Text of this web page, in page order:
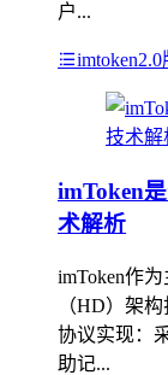
户...
imtoken2.0
imToken
术解析
imToken作
（HD）架
协议实现：
助记...